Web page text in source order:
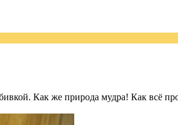
Как же природа мудра! Как всё